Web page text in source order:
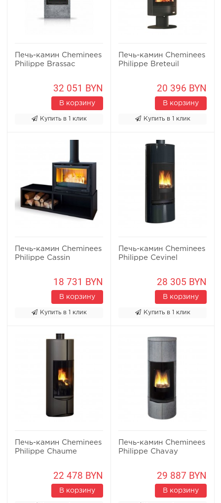
Печь-камин Cheminees
Philippe Brassac
32 051 BYN
В корзину
Купить в 1 клик
Печь-камин Cheminees
Philippe Breteuil
20 396 BYN
В корзину
Купить в 1 клик
Печь-камин Cheminees
Philippe Cassin
18 731 BYN
В корзину
Купить в 1 клик
Печь-камин Cheminees
Philippe Cevinel
28 305 BYN
В корзину
Купить в 1 клик
Печь-камин Cheminees
Philippe Chaume
22 478 BYN
В корзину
Печь-камин Cheminees
Philippe Chavay
29 887 BYN
В корзину